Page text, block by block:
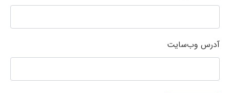
آدرس وب‌سایت